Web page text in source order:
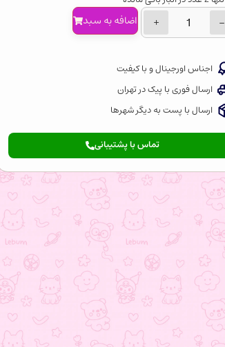
−
+ اضافه‌ به سبد
اجناس اورجینال و با کیفیت
ارسال فوری با پیک در تهران
ارسال با پست به دیگر شهرها
تماس با پشتیبانی